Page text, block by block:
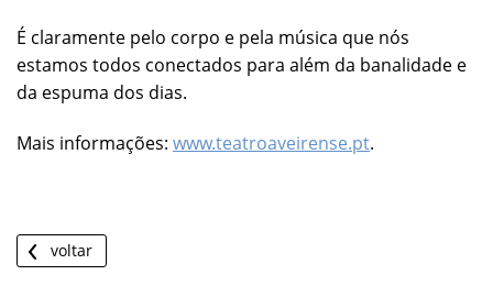
É claramente pelo corpo e pela música que nós
estamos todos conectados para além da banalidade e
da espuma dos dias.
Mais informações: www.teatroaveirense.pt.
voltar